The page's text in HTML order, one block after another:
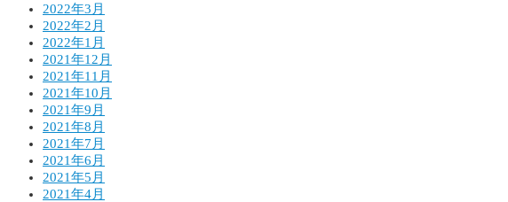
2022年3月
2022年2月
2022年1月
2021年12月
2021年11月
2021年10月
2021年9月
2021年8月
2021年7月
2021年6月
2021年5月
2021年4月